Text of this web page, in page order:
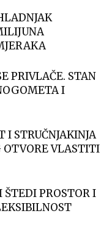
PRIVLAČE. STAN
I
STRUČNJAKINJA
VLASTITI
ŠTEDI PROSTOR I